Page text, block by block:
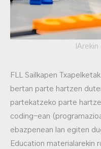
FLL Sailkapen
bertan parte hartzen
partekatzeko parte
coding-ean
ebazpenean lan egiten
Education materialarekin